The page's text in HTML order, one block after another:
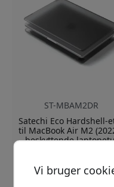
ST-MBAM2DR
Satechi Eco Hardshell-
til MacBook Air M2
– beskyttende
Passer til MacBook Air
Vi bruger